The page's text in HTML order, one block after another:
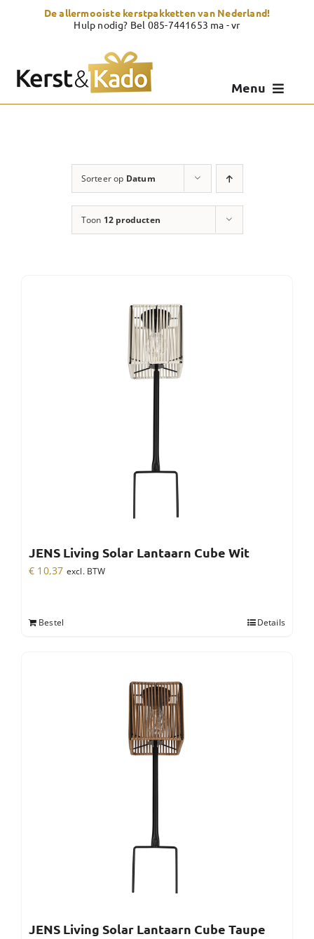
De allermooiste kerstpakketten van Nederland!
Hulp nodig? Bel 085-7441653 ma - vr
Menu
Zelf samenstellen
Sorteer op Datum
Toon 12 producten
JENS Living Solar Lantaarn Cube Wit
€ 10,37 excl. BTW
Bestel Details
JENS Living Solar Lantaarn Cube Taupe